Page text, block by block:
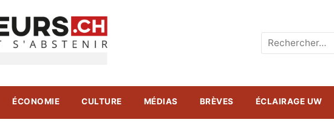
Rechercher
:
ÉCONOMIE CULTURE MÉDIAS BRÈVES ÉCLAIRAGE UW